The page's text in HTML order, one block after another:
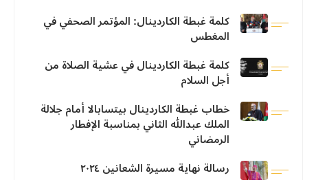
كلمة غبطة الكاردينال: المؤتمر الصحفي في
المغطس
كلمة غبطة الكاردينال في عشية الصلاة من
أجل السلام
خطاب غبطة الكاردينال بيتسابالا أمام جلالة
الملك عبدالله الثاني بمناسبة الإفطار
الرمضاني
رسالة نهاية مسيرة الشعانين ٢٠٢٤